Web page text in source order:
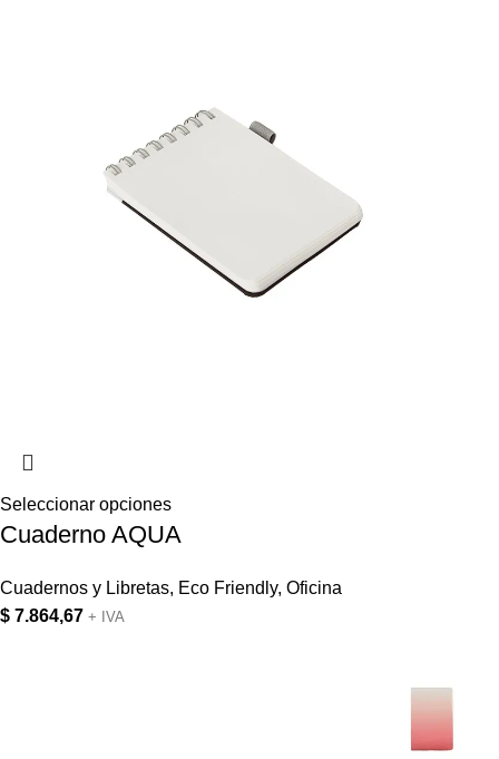
Seleccionar opciones
Cuaderno AQUA
Cuadernos y Libretas, Eco Friendly, Oficina
$ 7.864,67 + IVA